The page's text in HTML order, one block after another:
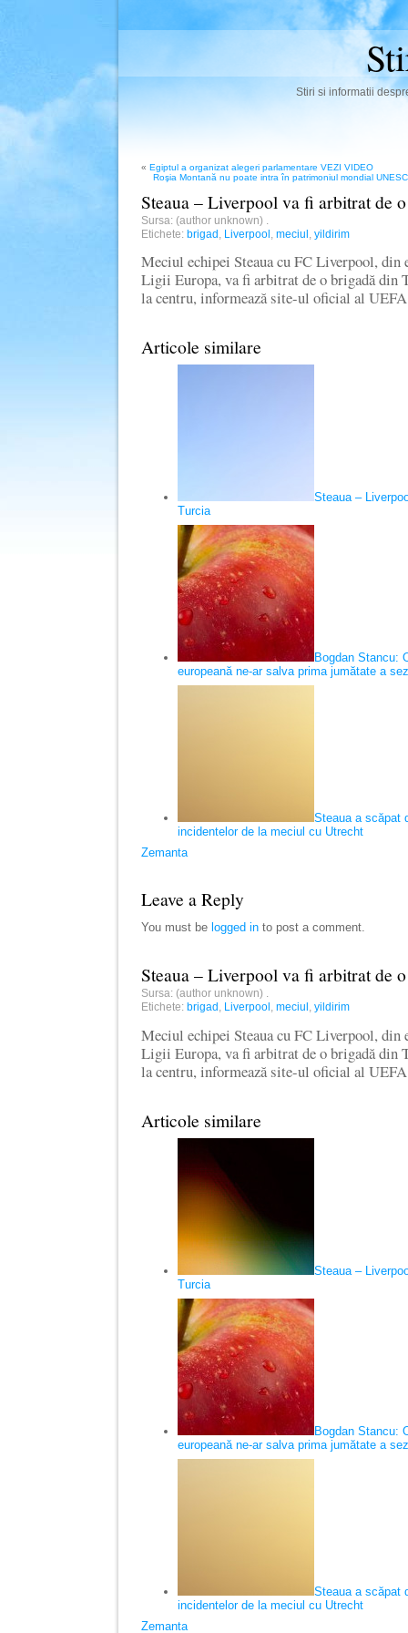
Stiri si informatii
« Egiptul a organizat alegeri parlamentare VEZI VIDEO
Roşia Montană nu poate intra în patrimoniul mondial
Steaua – Liverpool va fi arbitrat de
Sursa: (author unknown)
Etichete: brigad Liverpool meciul yildirim
Meciul echipei Steaua cu FC Liverpool, din
Ligii Europa, va fi arbitrat de o brigadă
la centru, informează site-ul oficial al
Articole similare
Steaua –
Turcia
Bogdan Stancu:
europeană ne-ar salva prima jumătate a
Steaua a scăpat
incidentelor de la meciul cu Utrecht
Zemanta
Leave a Reply
You must be logged in to post a comment.
Steaua – Liverpool va fi arbitrat de
Sursa: (author unknown)
Etichete: brigad Liverpool meciul yildirim
Meciul echipei Steaua cu FC Liverpool, din
Ligii Europa, va fi arbitrat de o brigadă
la centru, informează site-ul oficial al
Articole similare
Steaua –
Turcia
Bogdan Stancu:
europeană ne-ar salva prima jumătate a
Steaua a scăpat
incidentelor de la meciul cu Utrecht
Zemanta